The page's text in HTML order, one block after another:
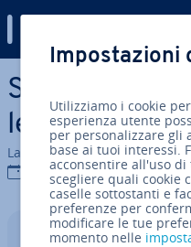
Vai al contenuto prin­ci­pa­le
Systemctl:
le unità di
La redazione di IONOS
18 dic 2024
Indice
Impostazioni
Utilizziamo i cookie
esperienza utente
per personalizzare
base ai tuoi interessi.
acconsentire all'uso
scegliere quali cookie
caselle sottostanti e
preferenze per
modificare le tue
momento nelle